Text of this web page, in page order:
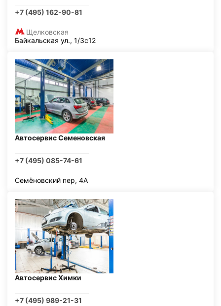
+7 (495) 162-90-81
Щелковская
Байкальская ул., 1/3с12
Автосервис Семеновская
+7 (495) 085-74-61
Семёновский пер, 4А
Автосервис Химки
+7 (495) 989-21-31